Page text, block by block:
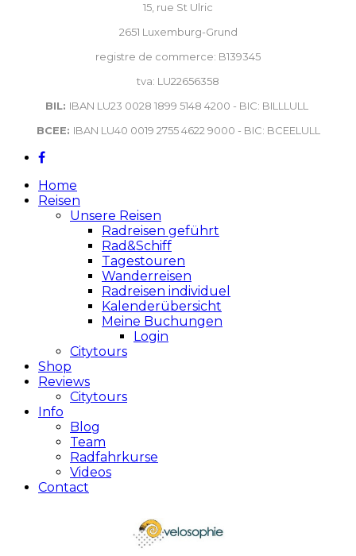
15, rue St Ulric
2651 Luxemburg-Grund
registre de commerce: B139345
tva: LU22656358
BIL: IBAN LU23 0028 1899 5148 4200 - BIC: BILLLULL
BCEE: IBAN LU40 0019 2755 4622 9000 - BIC: BCEELULL
Home
Reisen
Unsere Reisen
Radreisen geführt
Rad&Schiff
Tagestouren
Wanderreisen
Radreisen individuel
Kalenderübersicht
Meine Buchungen
Login
Citytours
Shop
Reviews
Citytours
Info
Blog
Team
Radfahrkurse
Videos
Contact